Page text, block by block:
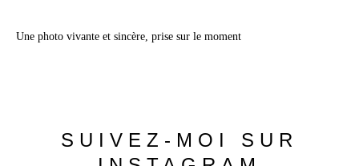
Une photo vivante et sincère, prise sur le moment
SUIVEZ-MOI SUR